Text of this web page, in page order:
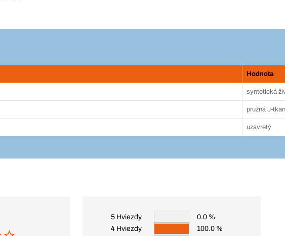
Hodnota
syntetická
pružná J-
uzavretý
5 Hviezdy
0.0 %
4 Hviezdy
100.0 %